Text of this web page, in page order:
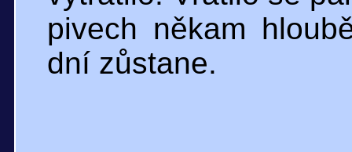
pivech někam
dní zůstane.